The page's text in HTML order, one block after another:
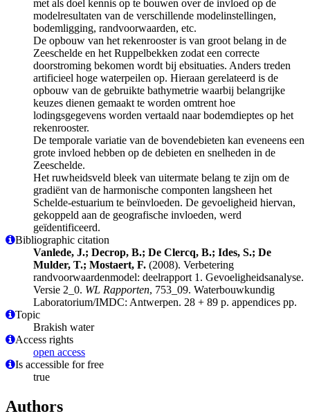
met als doel kennis op te bouwen over de invloed op de
modelresultaten van de verschillende modelinstellingen,
bodemligging, randvoorwaarden, etc.
De opbouw van het rekenrooster is van groot belang in de
Zeeschelde en het Ruppelbekken zodat een correcte
doorstroming bekomen wordt bij ebsituaties. Anders treden
artificieel hoge waterpeilen op. Hieraan gerelateerd is de
opbouw van de gebruikte bathymetrie waarbij belangrijke
keuzes dienen gemaakt te worden omtrent hoe
lodingsgegevens worden vertaald naar bodemdieptes op het
rekenrooster.
De temporale variatie van de bovendebieten kan eveneens een
grote invloed hebben op de debieten en snelheden in de
Zeeschelde.
Het ruwheidsveld bleek van uitermate belang te zijn om de
gradiënt van de harmonische componten langsheen het
Schelde-estuarium te beïnvloeden. De gevoeligheid hiervan,
gekoppeld aan de geografische invloeden, werd
geïdentificeerd.
Bibliographic citation
Vanlede, J.; Decrop, B.; De Clercq, B.; Ides, S.; De
Mulder, T.; Mostaert, F. (2008). Verbetering
randvoorwaardenmodel: deelrapport 1. Gevoeligheidsanalyse.
Versie 2_0. WL Rapporten, 753_09. Waterbouwkundig
Laboratorium/IMDC: Antwerpen. 28 + 89 p. appendices pp.
Topic
Brakish water
Access rights
open access
Is accessible for free
true
Authors